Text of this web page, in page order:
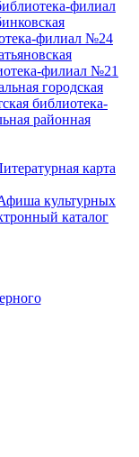
филиал
филиал №24
филиал №21
городская
библиотека-
районная
карта
культурных
каталог